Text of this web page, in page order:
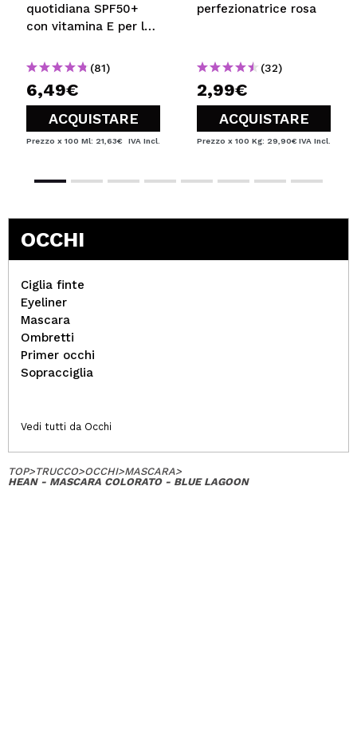
quotidiana SPF50+
con vitamina E per la
(81)
6,49€
ACQUISTARE
Prezzo x 100 Ml: 21,63€ IVA Incl.
perfezionatrice rosa
(32)
2,99€
ACQUISTARE
Prezzo x 100 Kg: 29,90€ IVA Incl.
OCCHI
Ciglia finte
Eyeliner
Mascara
Ombretti
Primer occhi
Sopracciglia
Vedi tutti da Occhi
TOP>TRUCCO>OCCHI>MASCARA>
HEAN - MASCARA COLORATO - BLUE LAGOON